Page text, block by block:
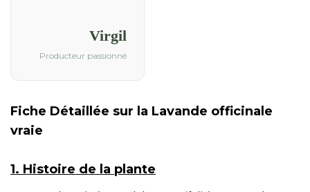
Virgil
Producteur passionné
Fiche Détaillée sur la Lavande officinale
vraie
1. Histoire de la plante